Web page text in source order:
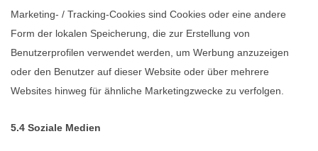
Marketing- / Tracking-Cookies sind Cookies oder eine andere
Form der lokalen Speicherung, die zur Erstellung von
Benutzerprofilen verwendet werden, um Werbung anzuzeigen
oder den Benutzer auf dieser Website oder über mehrere
Websites hinweg für ähnliche Marketingzwecke zu verfolgen.
5.4 Soziale Medien